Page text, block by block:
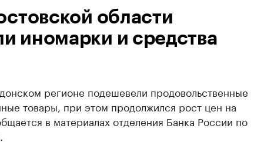
области
иномарки и средства
регионе подешевели продовольственные
товары, при этом продолжился рост цен на
в материалах отделения Банка России по